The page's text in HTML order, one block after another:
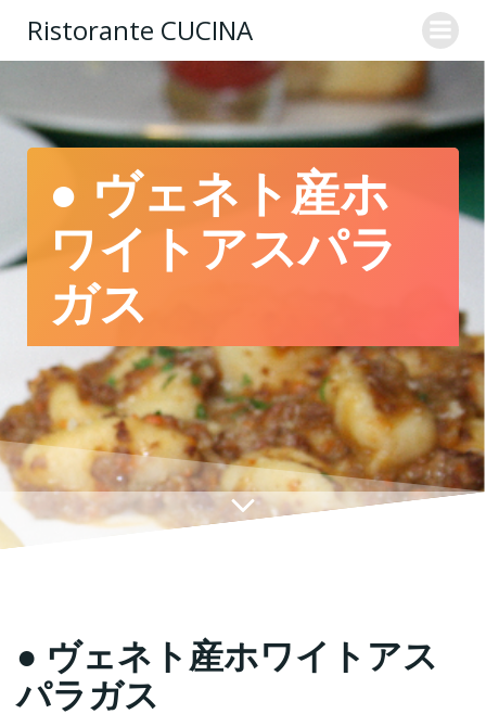
ン
テ
ン
ツ
へ
ス
ッ
プ
Ristorante CUCINA
● ヴェネト産ホ
ワイトアスパラ
ガス
● ヴェネト産ホワイトアス
パラガス